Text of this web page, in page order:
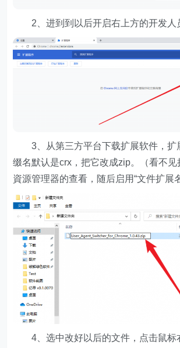
2、进到到以后开启右上方的开发人
3、从第三方平台下载扩展软件，扩
缀名默认是crx，把它改成zip。（看不
資源管理器的查看，随后启用“文件扩展名
4、选中改好以后的文件，点击鼠标